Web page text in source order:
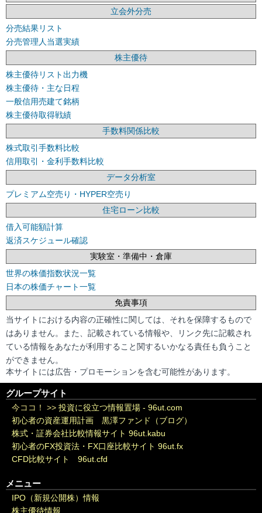
立会外分売
分売結果リスト
分売管理人当選実績
株主優待
株主優待リスト出力機
株主優待・主な日程
一般信用売建て銘柄
株主優待取得戦績
手数料関係比較
株式取引手数料比較
信用取引・金利手数料比較
データ分析室
プレミアム空売り・HYPER空売り
住宅ローン比較
借入可能額計算
返済スケジュール確認
実験室・準備中・倉庫
世界の株価指数状況一覧
日本の株価チャート一覧
免責事項
当サイトにおける内容の正確性に関しては、それを保障するもので
はありません。また、記載されている情報や、リンク先に記載され
ている情報をあなたが利用すること関するいかなる責任も負うこと
ができません。
本サイトには広告・プロモーションを含む可能性があります。
グループサイト
今ココ！ >> 投資に役立つ情報置場 - 96ut.com
初心者の資産運用計画 黒澤ファンド（ブログ）
株式・証券会社比較情報サイト 96ut.kabu
初心者のFX投資法・FX口座比較サイト 96ut.fx
CFD比較サイト 96ut.cfd
メニュー
IPO（新規公開株）情報
株主優待情報